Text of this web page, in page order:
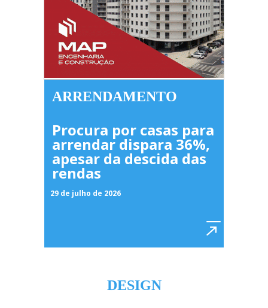
ARRENDAMENTO
Procura por casas para
arrendar dispara 36%,
apesar da descida das
rendas
29 de julho de 2026
DESIGN